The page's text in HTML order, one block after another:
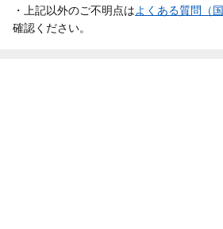
・上記以外のご不明点はよくある質問（
確認ください。